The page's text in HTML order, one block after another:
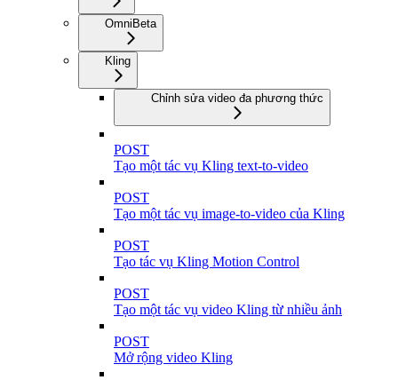
Omni Beta
Kling
Chỉnh sửa video đa phương thức
POST
Tạo một tác vụ Kling text-to-video
POST
Tạo một tác vụ image-to-video của Kling
POST
Tạo tác vụ Kling Motion Control
POST
Tạo một tác vụ video Kling từ nhiều ảnh
POST
Mở rộng video Kling